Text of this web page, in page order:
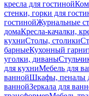
кресла для гостиной
стенки, горки для
гостинойЖурнальные
домаКресла-качалки,
кухниСтолы, столики
барныеКухонный
уголки, диваны
для кухниМебель для
ваннойШкафы, пеналы
ваннойЗеркала для